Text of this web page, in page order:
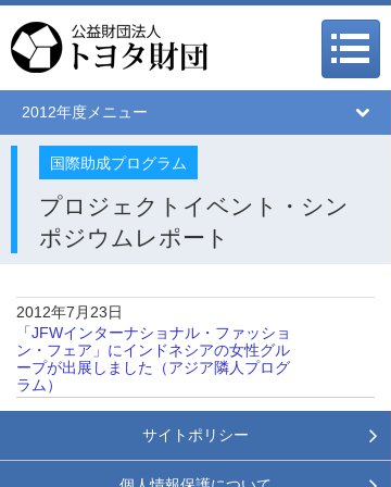
2012年度メニュー
国際助成プログラム
プロジェクトイベント・シン
ポジウムレポート
2012年7月23日
「JFWインターナショナル・ファッショ
ン・フェア」にインドネシアの女性グル
ープが出展しました（アジア隣人プログ
ラム）
サイトポリシー